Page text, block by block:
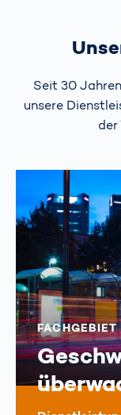
Seit 30
unsere
der
FACHGEBIET